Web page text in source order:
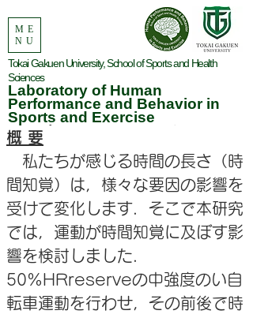
Human performance and Behavior in Sports and Exercise
Tokai Gakuen University, School of Sports and Health
Sciences
Laboratory of Human
Performance and Behavior in
Sports and Exercise
ME
NU
概 要
私たちが感じる時間の長さ（時
間知覚）は，様々な要因の影響を
受けて変化します．そこで本研究
では，運動が時間知覚に及ぼす影
響を検討しました．
50%HRreserveの中強度のい自
転車運動を行わせ，その前後で時